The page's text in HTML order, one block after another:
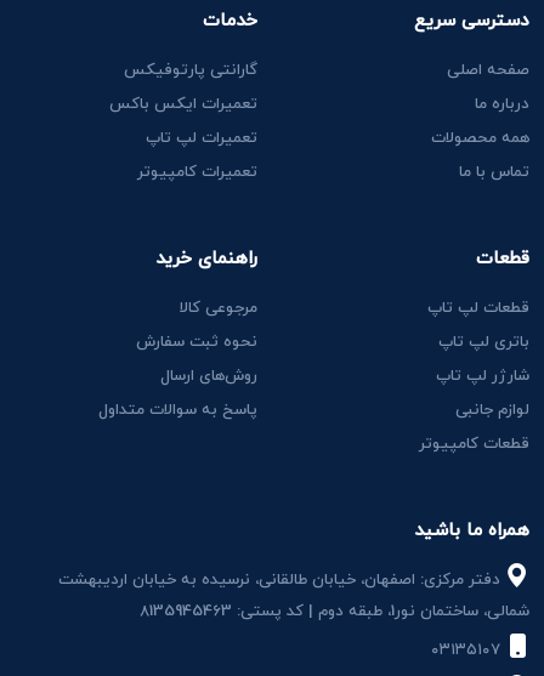
همراه ما باشید
دفتر مرکزی: اصفهان، خیابان طالقانی، نرسیده به خیابان اردیبهشت
شمالی، ساختمان نور1، طبقه دوم | کد پستی: 8135945463
دسترسی سریع
صفحه اصلی
درباره ما
همه محصولات
تماس با ما
قطعات
قطعات لپ تاپ
باتری لپ تاپ
شارژر لپ تاپ
لوازم جانبی
قطعات کامپیوتر
خدمات
گارانتی پارتوفیکس
تعمیرات ایکس باکس
تعمیرات لپ تاپ
تعمیرات کامپیوتر
راهنمای خرید
مرجوعی کالا
نحوه ثبت سفارش
روش‌های ارسال
پاسخ به سوالات متداول